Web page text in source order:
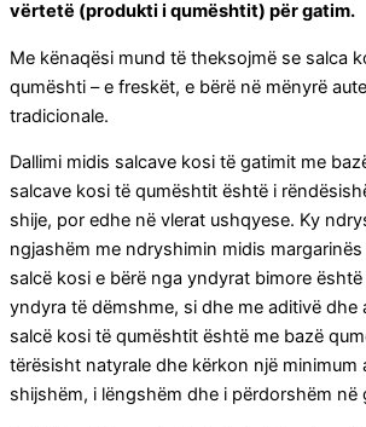
vërtetë (produkti i qumështit) për gatim.
Me kënaqësi mund të theksojmë se salca
qumështi – e freskët, e bërë në mënyrë
tradicionale.
Dallimi midis salcave kosi të gatimit me
salcave kosi të qumështit është i
shije, por edhe në vlerat ushqyese. Ky
ngjashëm me ndryshimin midis
salcë kosi e bërë nga yndyrat bimore
yndyra të dëmshme, si dhe me aditivë dhe
salcë kosi të qumështit është me bazë
tërësisht natyrale dhe kërkon një minimum
shijshëm, i lëngshëm dhe i përdorshëm në